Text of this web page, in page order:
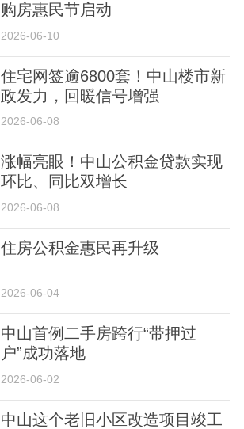
购房惠民节启动
2026-06-10
住宅网签逾6800套！中山楼市新
政发力，回暖信号增强
2026-06-08
涨幅亮眼！中山公积金贷款实现
环比、同比双增长
2026-06-08
住房公积金惠民再升级
2026-06-04
中山首例二手房跨行“带押过
户”成功落地
2026-06-02
中山这个老旧小区改造项目竣工